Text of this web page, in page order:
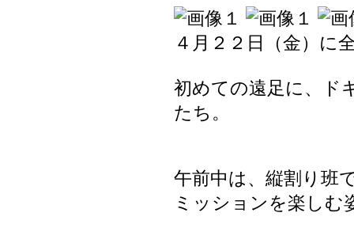
４月２２日（金）に
初めての遠足に、ド
たち。
午前中は、縦割り班
ミッションを楽しむ